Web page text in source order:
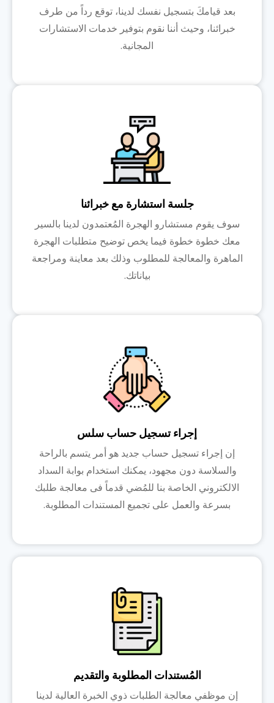
بعد قيامكَ بتسجيل نفسك لدينا، توقع رداً من طرف
خبرائنا، وحيث أننا نقوم بتوفير خدمات الاستشارات
المجانية.
جلسة استشارة مع خبرائنا
سوف يقوم مستشارو الهجرة المُعتمدون لدينا بالسير
معك خطوة خطوة فيما يخص توضيح متطلبات الهجرة
الماهرة والمعالجة للمطلوب وذلك بعد معاينة ومراجعة
بياناتك.
إجراء تسجيل حساب سلس
إن إجراء تسجيل حساب جديد هو أمر يتسم بالراحة
والسلاسة دون مجهود، يمكنك استخدام بوابة السداد
الالكتروني الخاصة بنا للمُضي قدماً فى معالجة طلبك
بسرعة والعمل على تجميع المستندات المطلوبة.
المُستندات المطلوبة والتقديم
إن موظفي معالجة الطلبات ذوي الخبرة العالية لدينا